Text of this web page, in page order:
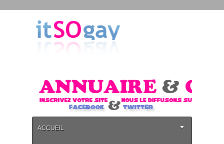
ACCUEIL